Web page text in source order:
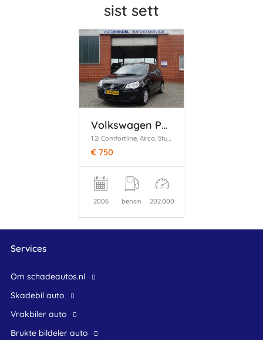
sist sett
Volkswagen Polo
1.2i Comfortline, Airco, Stuurbekr
€ 750
2006 bensin 202.000
Services
Om schadeautos.nl
skadebil auto
Vrakbiler auto
Brukte bildeler auto